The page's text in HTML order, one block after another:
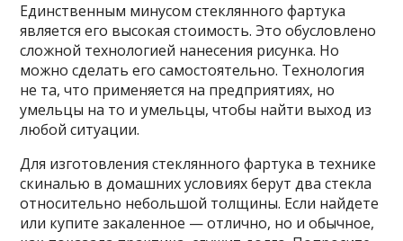
Единственным минусом стеклянного фартука
является его высокая стоимость. Это обусловлено
сложной технологией нанесения рисунка. Но
можно сделать его самостоятельно. Технология
не та, что применяется на предприятиях, но
умельцы на то и умельцы, чтобы найти выход из
любой ситуации.
Для изготовления стеклянного фартука в технике
скиналью в домашних условиях берут два стекла
относительно небольшой толщины. Если найдете
или купите закаленное — отлично, но и обычное,